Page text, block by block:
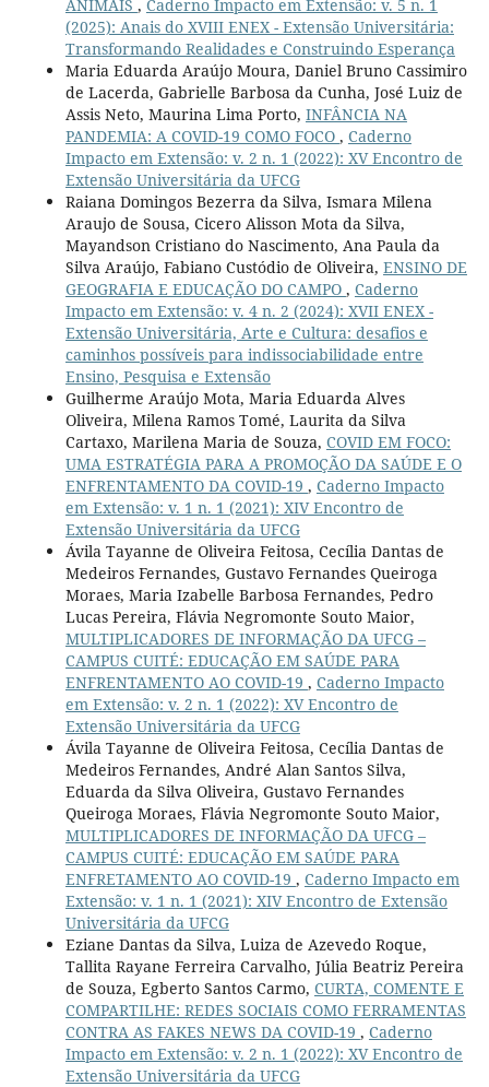
ANIMAIS , Caderno Impacto em Extensão: v. 5 n. 1
(2025): Anais do XVIII ENEX - Extensão Universitária:
Transformando Realidades e Construindo Esperança
Maria Eduarda Araújo Moura, Daniel Bruno Cassimiro
de Lacerda, Gabrielle Barbosa da Cunha, José Luiz de
Assis Neto, Maurina Lima Porto, INFÂNCIA NA
PANDEMIA: A COVID-19 COMO FOCO , Caderno
Impacto em Extensão: v. 2 n. 1 (2022): XV Encontro de
Extensão Universitária da UFCG
Raiana Domingos Bezerra da Silva, Ismara Milena
Araujo de Sousa, Cicero Alisson Mota da Silva,
Mayandson Cristiano do Nascimento, Ana Paula da
Silva Araújo, Fabiano Custódio de Oliveira, ENSINO DE
GEOGRAFIA E EDUCAÇÃO DO CAMPO , Caderno
Impacto em Extensão: v. 4 n. 2 (2024): XVII ENEX -
Extensão Universitária, Arte e Cultura: desafios e
caminhos possíveis para indissociabilidade entre
Ensino, Pesquisa e Extensão
Guilherme Araújo Mota, Maria Eduarda Alves
Oliveira, Milena Ramos Tomé, Laurita da Silva
Cartaxo, Marilena Maria de Souza, COVID EM FOCO:
UMA ESTRATÉGIA PARA A PROMOÇÃO DA SAÚDE E O
ENFRENTAMENTO DA COVID-19 , Caderno Impacto
em Extensão: v. 1 n. 1 (2021): XIV Encontro de
Extensão Universitária da UFCG
Ávila Tayanne de Oliveira Feitosa, Cecília Dantas de
Medeiros Fernandes, Gustavo Fernandes Queiroga
Moraes, Maria Izabelle Barbosa Fernandes, Pedro
Lucas Pereira, Flávia Negromonte Souto Maior,
MULTIPLICADORES DE INFORMAÇÃO DA UFCG –
CAMPUS CUITÉ: EDUCAÇÃO EM SAÚDE PARA
ENFRENTAMENTO AO COVID-19 , Caderno Impacto
em Extensão: v. 2 n. 1 (2022): XV Encontro de
Extensão Universitária da UFCG
Ávila Tayanne de Oliveira Feitosa, Cecília Dantas de
Medeiros Fernandes, André Alan Santos Silva,
Eduarda da Silva Oliveira, Gustavo Fernandes
Queiroga Moraes, Flávia Negromonte Souto Maior,
MULTIPLICADORES DE INFORMAÇÃO DA UFCG –
CAMPUS CUITÉ: EDUCAÇÃO EM SAÚDE PARA
ENFRETAMENTO AO COVID-19 , Caderno Impacto em
Extensão: v. 1 n. 1 (2021): XIV Encontro de Extensão
Universitária da UFCG
Eziane Dantas da Silva, Luiza de Azevedo Roque,
Tallita Rayane Ferreira Carvalho, Júlia Beatriz Pereira
de Souza, Egberto Santos Carmo, CURTA, COMENTE E
COMPARTILHE: REDES SOCIAIS COMO FERRAMENTAS
CONTRA AS FAKES NEWS DA COVID-19 , Caderno
Impacto em Extensão: v. 2 n. 1 (2022): XV Encontro de
Extensão Universitária da UFCG